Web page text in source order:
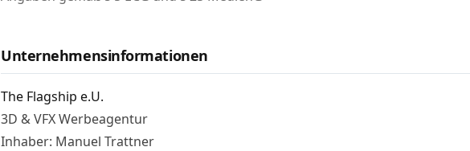
Unternehmensinformationen
The Flagship e.U.
3D & VFX Werbeagentur
Inhaber: Manuel Trattner